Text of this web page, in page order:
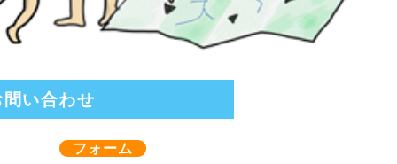
問い合わせ
フォーム